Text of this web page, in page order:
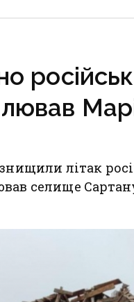
знищили літак
селище